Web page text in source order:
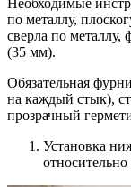
по металлу,
сверла по металлу,
(35 мм).
Обязательная
на каждый стык),
прозрачный
Установка